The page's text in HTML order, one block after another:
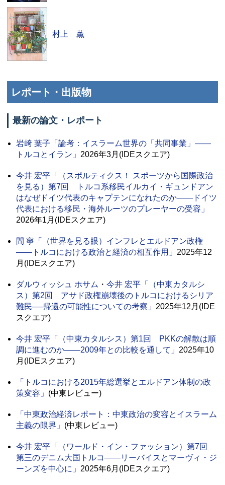
村上 薫
レポート・出版物
最新の論文・レポート
岩﨑 葉子 「論考：イスラーム世界の「共同事業」――
トルコとイラン」 2026年3月(IDEスクエア)
今井 宏平 「（スポルティクス！ スポーツから国際政治
を見る）第7回 トルコ系移民イルカイ・ギュンドアン
はなぜドイツ代表のキャプテンになれたのか――ドイツ
代表における移民・海外ルーツのプレーヤーの受容」
2026年1月(IDEスクエア)
間 寧 「（世界を見る眼）インフレとエルドアン政権
――トルコにおける政治と経済の相互作用」 2025年12
月(IDEスクエア)
ダルウィッシュ ホサム ・ 今井 宏平 「（中東カタルシ
ス）第2回 アサド政権崩壊後のトルコにおけるシリア
難民──帰還の可能性についての考察」 2025年12月(IDE
スクエア)
今井 宏平 「（中東カタルシス）第1回 PKKの解散は順
調に進むのか――2009年との比較を通して」 2025年10
月(IDEスクエア)
「トルコにおける2015年総選挙とエルドアン体制の政
策変容」 (中東レビュー)
「中東政治経済レポート：中東政治の変容とイスラーム
主義の限界」 (中東レビュー)
今井 宏平 「（ワールド・イン・ファッション）第7回
第三のデニム大国トルコ――リーバイスとマーヴィ・ジ
ーンズを中心に」 2025年6月(IDEスクエア)